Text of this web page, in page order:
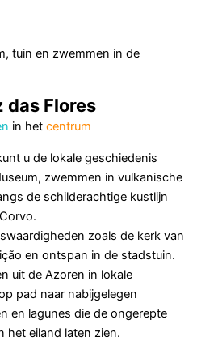
tuin en zwemmen in de
das Flores
in het centrum
u de lokale geschiedenis
zwemmen in vulkanische
de schilderachtige kustlijn
zoals de kerk van
en ontspan in de stadstuin.
uit de Azoren in lokale
pad naar nabijgelegen
en lagunes die de ongerepte
het eiland laten zien.